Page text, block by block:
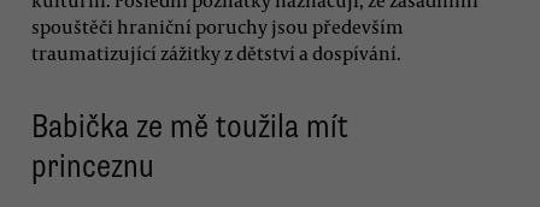
spouštěči hraniční poruchy jsou především
traumatizující zážitky z dětství a dospívání.
Babička ze mě toužila mít
princeznu